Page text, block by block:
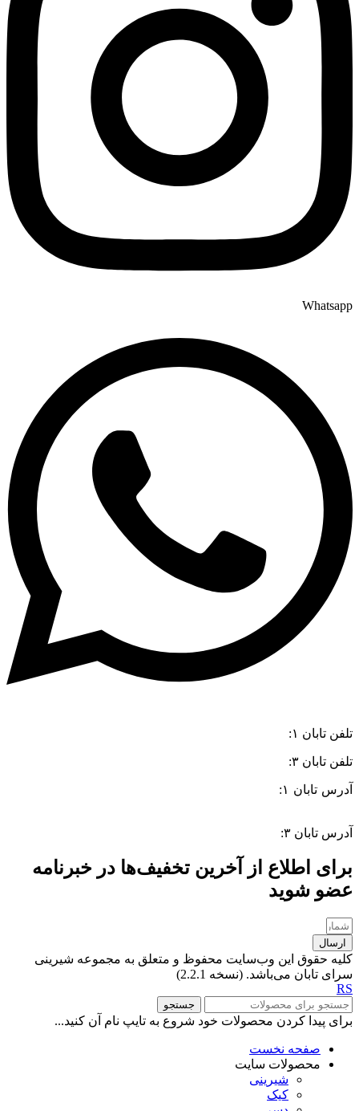
Whatsapp
تلفن تابان ۱:
تلفن تابان ۳:
آدرس تابان ۱:
آدرس تابان ۳:
برای اطلاع از آخرین تخفیف‌ها در خبرنامه
عضو شوید
ارسال
کلیه حقوق این وب‌سایت محفوظ و متعلق به مجموعه شیرینی
سرای تابان می‌باشد. (نسخه 2.2.1)
RS
جستجو
برای پیدا کردن محصولات خود شروع به تایپ نام آن کنید...
صفحه نخست
محصولات سایت
شیرینی
کیک